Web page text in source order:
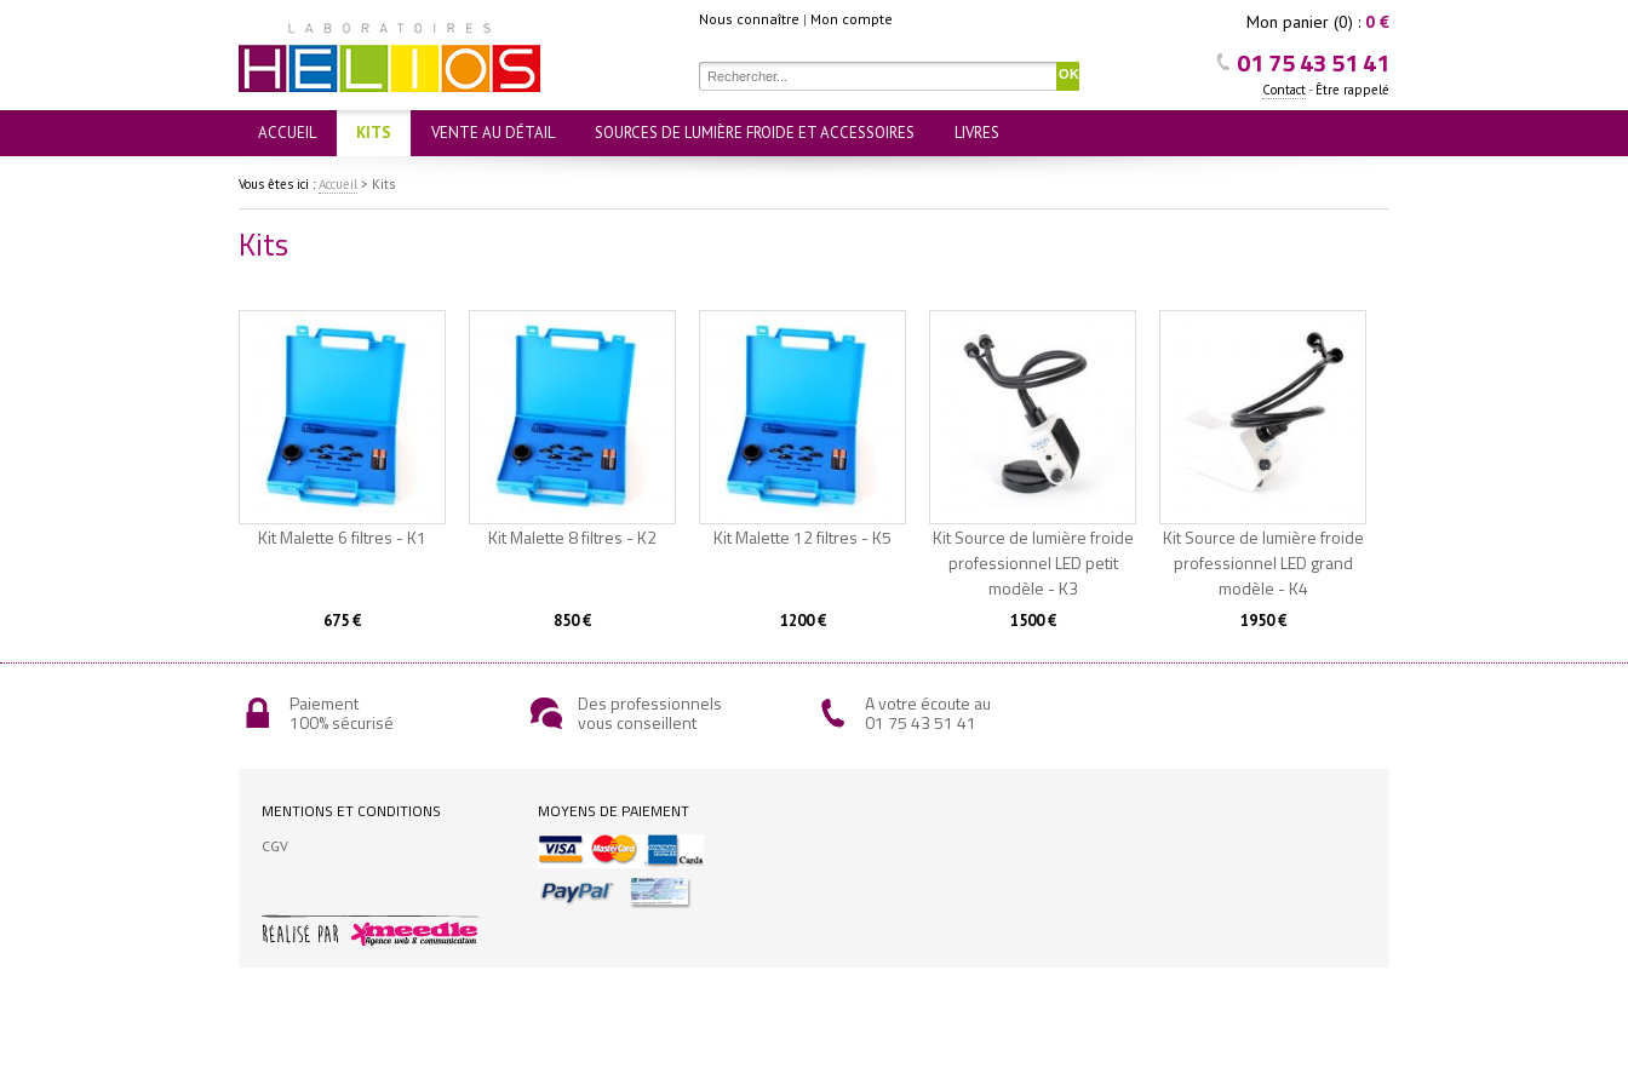
Nous connaître | Mon compte Mon panier (0) : 0 €
01 75 43 51 41
Contact- Être rappelé
OK
ACCUEIL KITS VENTE AU DÉTAIL SOURCES DE LUMIÈRE FROIDE ET ACCESSOIRES LIVRES
Vous êtes ici :Accueil > Kits
Kits
Kit Malette 6 filtres - K1
675 €
Kit Malette 8 filtres - K2
850 €
Kit Malette 12 filtres - K5
1200 €
Kit Source de lumière froide
professionnel LED petit
modèle - K3
1500 €
Épuisé
Kit Source de lumière froide
professionnel LED grand
modèle - K4
1950 €
Paiement
100% sécurisé
Des professionnels
vous conseillent
A votre écoute au
01 75 43 51 41
MENTIONS ET CONDITIONS
CGV
MOYENS DE PAIEMENT